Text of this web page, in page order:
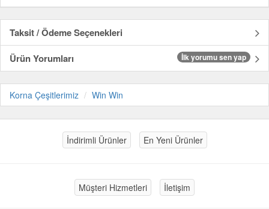
Taksit / Ödeme Seçenekleri
Ürün Yorumları
İlk yorumu sen yap
Korna Çeşitlerimiz Win Win
İndirimli Ürünler En Yeni Ürünler
Müşteri Hizmetleri İletişim